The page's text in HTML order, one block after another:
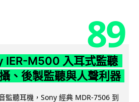
89
IER-M500 入耳式監聽
、後製監聽與人聲利器
監聽耳機，Sony 經典 MDR-7506 到